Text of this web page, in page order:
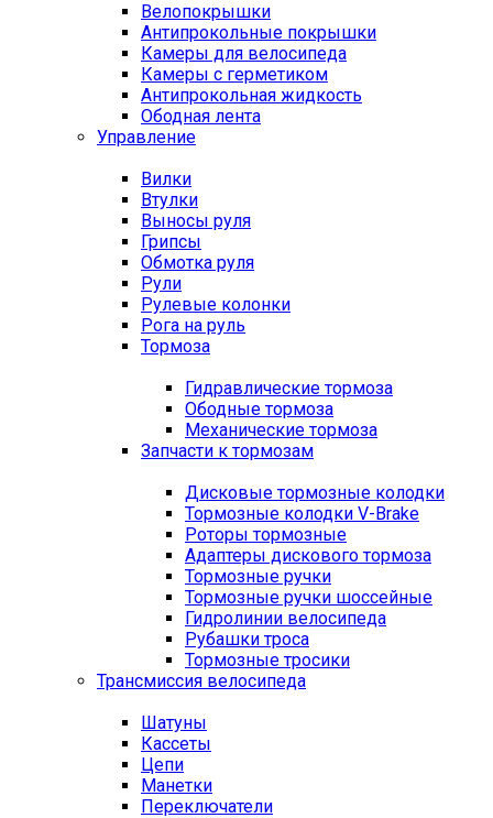
Велопокрышки
Антипрокольные покрышки
Камеры для велосипеда
Камеры с герметиком
Антипрокольная жидкость
Ободная лента
Управление
Вилки
Втулки
Выносы руля
Грипсы
Обмотка руля
Рули
Рулевые колонки
Рога на руль
Тормоза
Гидравлические тормоза
Ободные тормоза
Механические тормоза
Запчасти к тормозам
Дисковые тормозные колодки
Тормозные колодки V-Brake
Роторы тормозные
Адаптеры дискового тормоза
Тормозные ручки
Тормозные ручки шоссейные
Гидролинии велосипеда
Рубашки троса
Тормозные тросики
Трансмиссия велосипеда
Шатуны
Кассеты
Цепи
Манетки
Переключатели